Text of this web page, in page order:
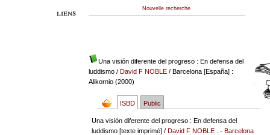
liens
Nouvelle recherche
Una visión diferente del progreso : En defensa del
luddismo/ David F NOBLE/ Barcelona [España] :
Alikornio (2000)
ISBD Public
Una visión diferente del progreso : En defensa del
luddismo [texte imprimé] /David F NOBLE . -Barcelona